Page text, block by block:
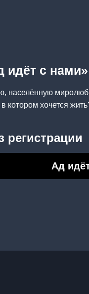
идёт с нами»
населённую
котором хочется
регистрации
Ад